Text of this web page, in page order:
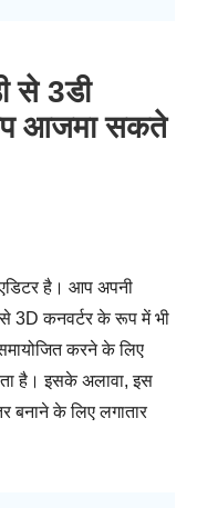
से 3डी
आजमा सकते
है। आप अपनी
3D कनवर्टर के रूप में भी
करने के लिए
है। इसके अलावा, इस
बनाने के लिए लगातार